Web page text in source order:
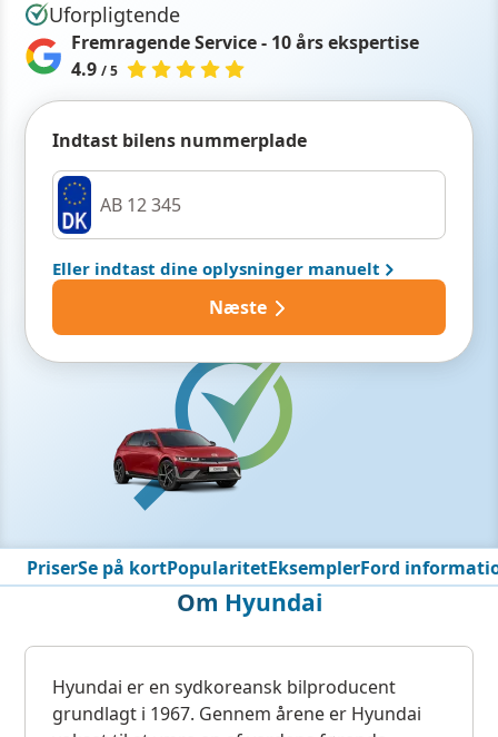
Uforpligtende
Fremragende Service - 10 års ekspertise
4.9/ 5
Indtast bilens nummerplade
Eller indtast dine oplysninger manuelt
Næste
PriserSe på kortPopularitetEksemplerFord
Om Hyundai
Hyundai er en sydkoreansk bilproducent
grundlagt i 1967. Gennem årene er Hyundai